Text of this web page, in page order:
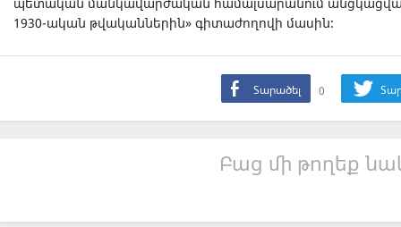
պետական մանկավարժական համալսարանում
1930-ական թվականներին» գիտաժողովի մասին։
Տարածել 0
Բաց մի թողեք